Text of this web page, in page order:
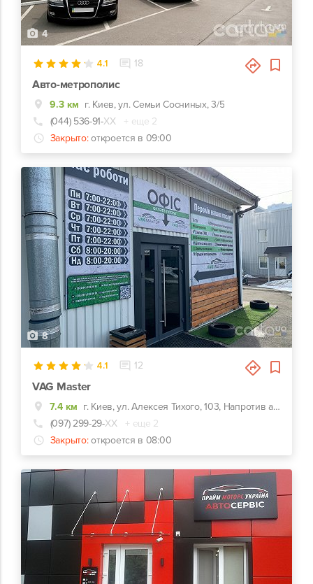
4
4.1 18
Авто-метрополис
9.3 км г. Киев, ул. Семьи Сосниных, 3/5
(044) 536-91-ХХ
+ еще 2
Закрыто: откроется в 09:00
8
4.1 12
VAG Master
7.4 км
г. Киев, ул. Алексея Тихого, 103, Напротив автозаправки KLO
(097) 299-29-ХХ
+ еще 2
Закрыто: откроется в 08:00